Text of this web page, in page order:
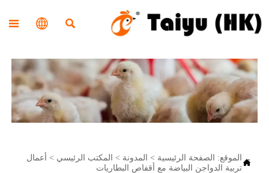



 الموقع: الصفحة الرئيسية > المدونة > المكتب الرئيسي > أعمال
تربية الدواجن البياضة مع أقفاص البطاريات